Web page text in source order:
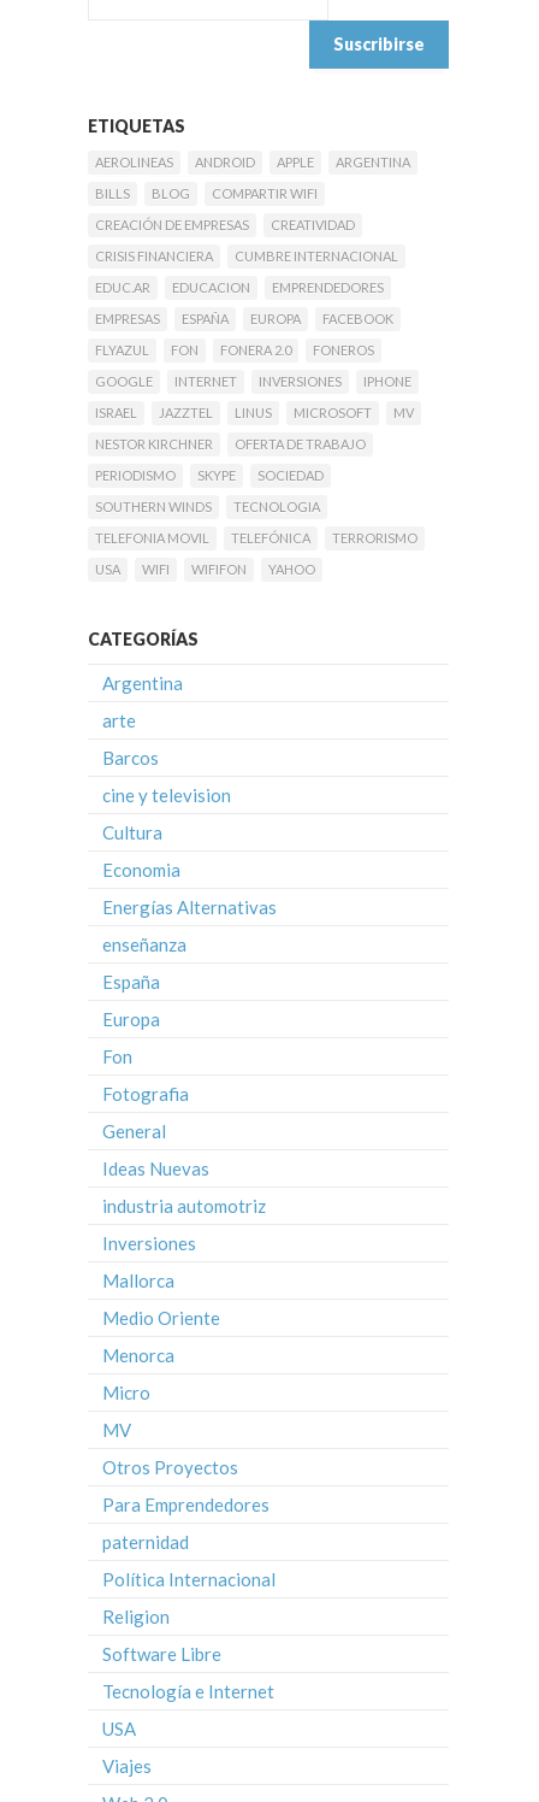
ETIQUETAS
AEROLINEAS ANDROID APPLE
ARGENTINA
BILLS
BLOG
COMPARTIR WIFI
CREACIÓN DE EMPRESAS
CREATIVIDAD
CRISIS FINANCIERA
CUMBRE INTERNACIONAL
EDUC.AR
EDUCACION
EMPRENDEDORES
EMPRESAS
ESPAÑA EUROPA
FACEBOOK
FLYAZUL
FON FONERA 2.0
FONEROS
GOOGLE
INTERNET INVERSIONES
IPHONE
ISRAEL
JAZZTEL LINUS MICROSOFT
MV
NESTOR KIRCHNER
OFERTA DE TRABAJO
PERIODISMO
SKYPE
SOCIEDAD
SOUTHERN WINDS
TECNOLOGIA
TELEFONIA MOVIL
TELEFÓNICA
TERRORISMO
USA
WIFI WIFIFON YAHOO
CATEGORÍAS
Argentina
arte
Barcos
cine y television
Cultura
Economia
Energías Alternativas
enseñanza
España
Europa
Fon
Fotografia
General
Ideas Nuevas
industria automotriz
Inversiones
Mallorca
Medio Oriente
Menorca
Micro
MV
Otros Proyectos
Para Emprendedores
paternidad
Política Internacional
Religion
Software Libre
Tecnología e Internet
USA
Viajes